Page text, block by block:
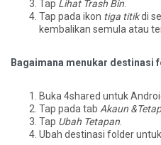
Tap Lihat Trash Bin.
Tap pada ikon tiga titikdi
kembalikan semula atau
Bagaimana menukar destinasi
Buka 4shared untuk
Tap pada tab Akaun
Tap Ubah Tetapan.
Ubah destinasi folder